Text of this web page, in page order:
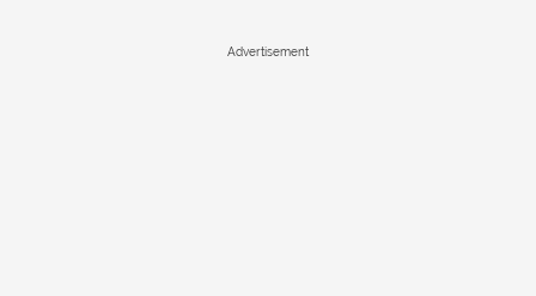
Advertisement